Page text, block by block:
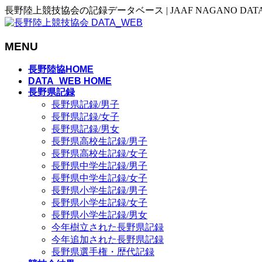
長野陸上競技協会の記録データベース | JAAF NAGANO
MENU
長野陸協HOME
DATA_WEB HOME
長野県記録
長野県記録/男子
長野県記録/女子
長野県記録/男女
長野県高校生記録/男子
長野県高校生記録/女子
長野県中学生記録/男子
長野県中学生記録/女子
長野県小学生記録/男子
長野県小学生記録/女子
長野県小学生記録/男女
今年樹立された長野県記録
今年追加された長野県記録
長野県選手権・歴代記録